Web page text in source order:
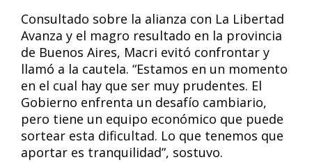
Consultado sobre la alianza con La Libertad
Avanza y el magro resultado en la provincia
de Buenos Aires, Macri evitó confrontar y
llamó a la cautela. “Estamos en un momento
en el cual hay que ser muy prudentes. El
Gobierno enfrenta un desafío cambiario,
pero tiene un equipo económico que puede
sortear esta dificultad. Lo que tenemos que
aportar es tranquilidad”, sostuvo.